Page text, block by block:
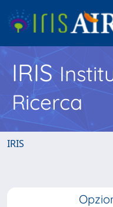
IRIS
Ricerca
IRIS